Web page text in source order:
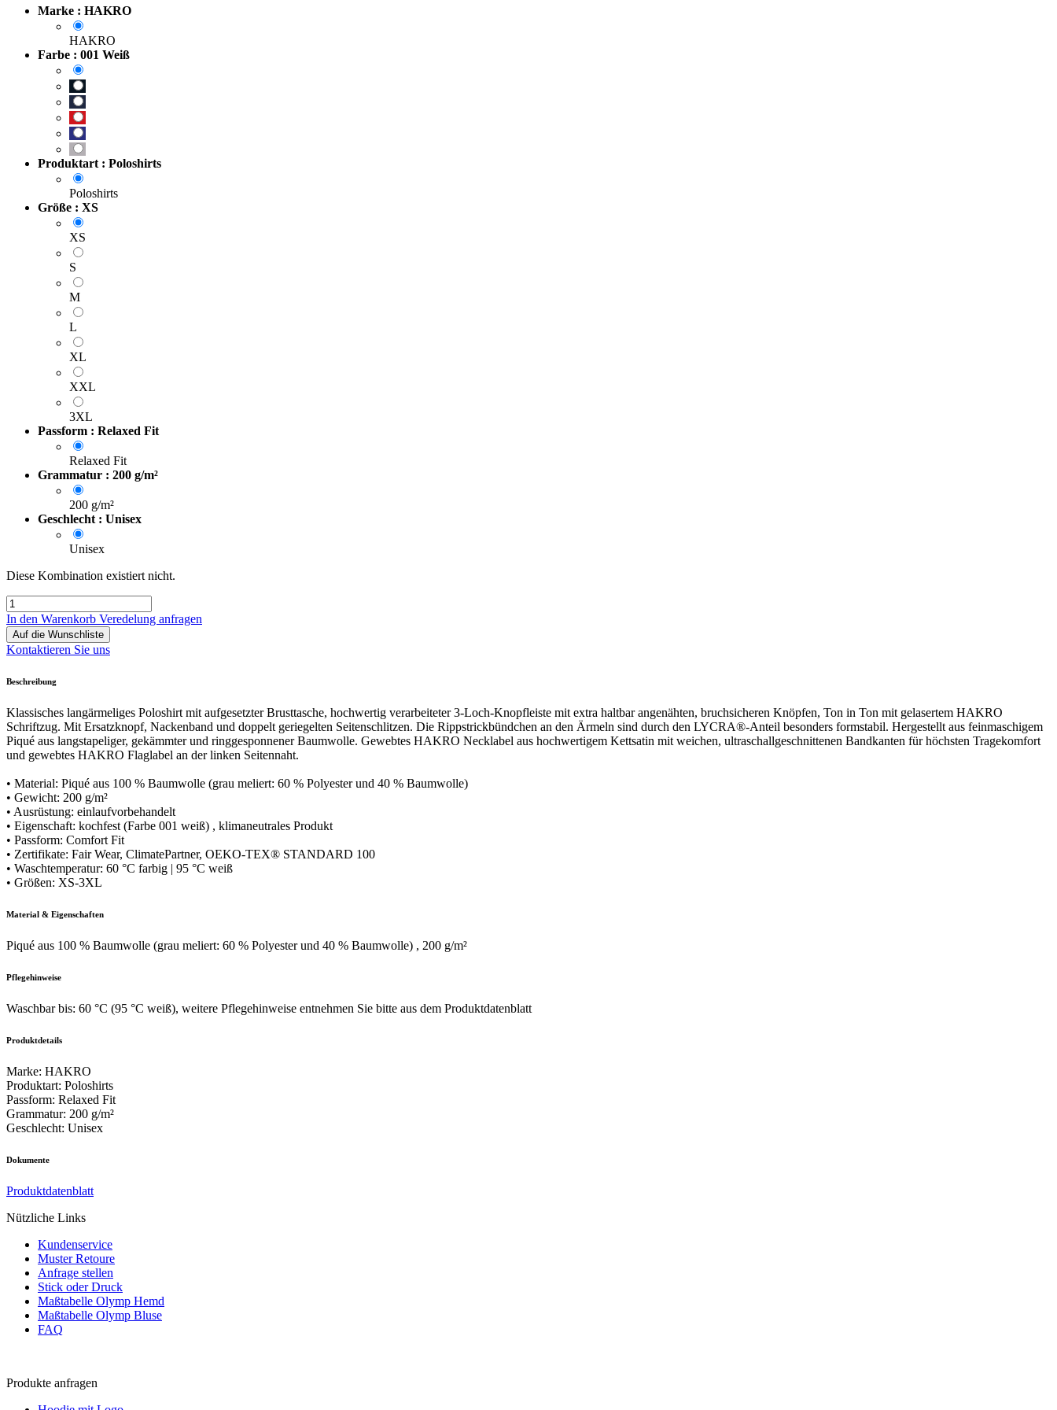
Marke : HAKRO
HAKRO
Farbe : 001 Weiß
Produktart : Poloshirts
Poloshirts
Größe : XS
XS
S
M
L
XL
XXL
3XL
Passform : Relaxed Fit
Relaxed Fit
Grammatur : 200 g/m²
200 g/m²
Geschlecht : Unisex
Unisex
Diese Kombination existiert nicht.
In den Warenkorb Veredelung anfragen
Auf die Wunschliste
Kontaktieren Sie uns
Beschreibung
Klassisches langärmeliges Poloshirt mit aufgesetzter Brusttasche, hochwertig verarbeiteter 3-Loch-Knopfleiste mit extra haltbar angenähten, bruchsicheren Knöpfen, Ton in Ton mit gelasertem HAKRO
Schriftzug. Mit Ersatzknopf, Nackenband und doppelt geriegelten Seitenschlitzen. Die Rippstrickbündchen an den Ärmeln sind durch den LYCRA®-Anteil besonders formstabil. Hergestellt aus feinmaschigem
Piqué aus langstapeliger, gekämmter und ringgesponnener Baumwolle. Gewebtes HAKRO Necklabel aus hochwertigem Kettsatin mit weichen, ultraschallgeschnittenen Bandkanten für höchsten Tragekomfort
und gewebtes HAKRO Flaglabel an der linken Seitennaht.
• Material: Piqué aus 100 % Baumwolle (grau meliert: 60 % Polyester und 40 % Baumwolle)
• Gewicht: 200 g/m²
• Ausrüstung: einlaufvorbehandelt
• Eigenschaft: kochfest (Farbe 001 weiß) , klimaneutrales Produkt
• Passform: Comfort Fit
• Zertifikate: Fair Wear, ClimatePartner, OEKO-TEX® STANDARD 100
• Waschtemperatur: 60 °C farbig | 95 °C weiß
• Größen: XS-3XL
Material & Eigenschaften
Piqué aus 100 % Baumwolle (grau meliert: 60 % Polyester und 40 % Baumwolle) , 200 g/m²
Pflegehinweise
Waschbar bis: 60 °C (95 °C weiß), weitere Pflegehinweise entnehmen Sie bitte aus dem Produktdatenblatt
Produktdetails
Marke: HAKRO
Produktart: Poloshirts
Passform: Relaxed Fit
Grammatur: 200 g/m²
Geschlecht: Unisex
Dokumente
Produktdatenblatt
Nützliche Links
Kundenservice
Muster Retoure
Anfrage stellen
Stick oder Druck
Maßtabelle Olymp Hemd
Maßtabelle Olymp Bluse
FAQ
Produkte anfragen